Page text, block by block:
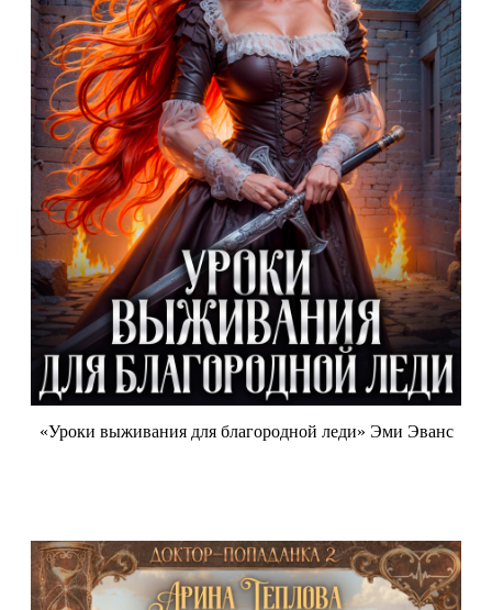
«Уроки выживания для благородной леди» Эми Эванс